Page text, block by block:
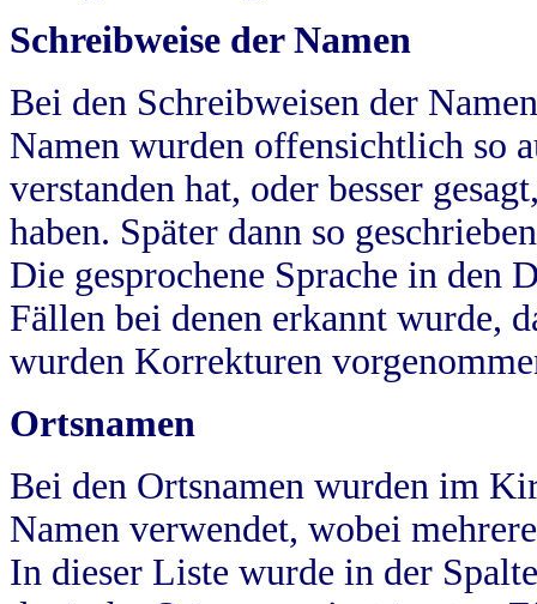
Schreibweise der Namen
Bei den Schreibweisen der
Namen wurden offensichtlich so
verstanden hat, oder besser
haben. Später dann so
Die gesprochene Sprache in
Fällen bei denen erkannt wurde,
wurden Korrekturen
Ortsnamen
Bei den Ortsnamen wurden im
Namen verwendet, wobei
In dieser Liste wurde in der